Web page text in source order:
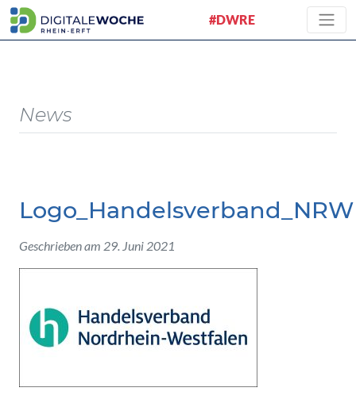
#DWRE
News
Logo_Handelsverband_NRW
Geschrieben am 29. Juni 2021